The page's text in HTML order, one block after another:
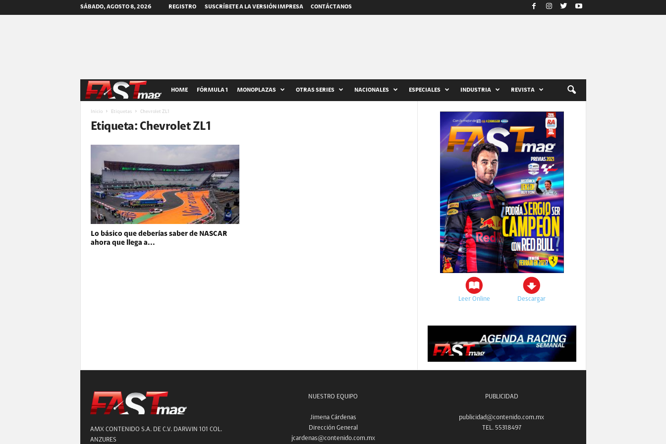
SÁBADO, AGOSTO 8, 2026 REGISTRO SUSCRÍBETE A LA VERSIÓN IMPRESA CONTÁCTANOS
A
m
a
HOME FÓRMULA 1 MONOPLAZAS OTRAS SERIES NACIONALES ESPECIALES INDUSTRIA REVISTA
Inicio Etiquetas Chevrolet ZL1
Etiqueta: Chevrolet ZL1
Lo básico que deberías saber de NASCAR
ahora que llega a...
Leer Online Descargar
AMX CONTENIDO S.A. DE C.V. DARWIN 101 COL.
ANZURES
NUESTRO EQUIPO
Jimena Cárdenas
Dirección General
jcardenas@contenido.com.mx
PUBLICIDAD
publicidad@contenido.com.mx
TEL. 55318497